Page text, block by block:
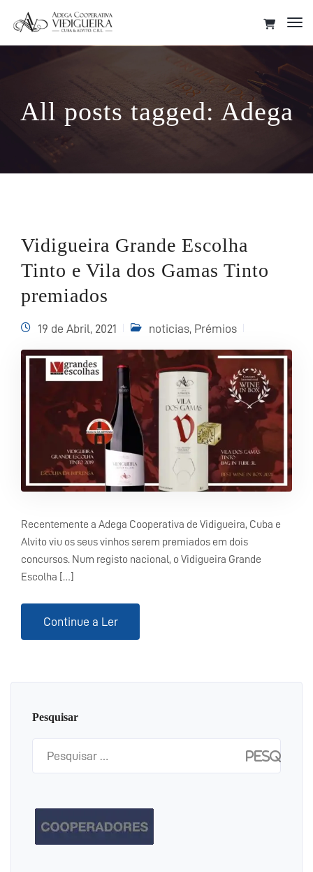
All posts tagged: Adega
Vidigueira Grande Escolha
Tinto e Vila dos Gamas Tinto
premiados
19 de Abril, 2021 noticias, Prémios
Recentemente a Adega Cooperativa de Vidigueira, Cuba e
Alvito viu os seus vinhos serem premiados em dois
concursos. Num registo nacional, o Vidigueira Grande
Escolha […]
Continue a Ler
Pesquisar